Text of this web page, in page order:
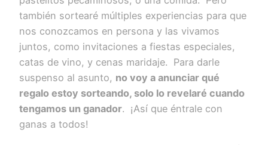
también sortearé múltiples experiencias para que
nos conozcamos en persona y las vivamos
juntos, como invitaciones a fiestas especiales,
catas de vino, y cenas maridaje. Para darle
suspenso al asunto, no voy a anunciar qué
regalo estoy sorteando, solo lo revelaré cuando
tengamos un ganador. ¡Así que éntrale con
ganas a todos!